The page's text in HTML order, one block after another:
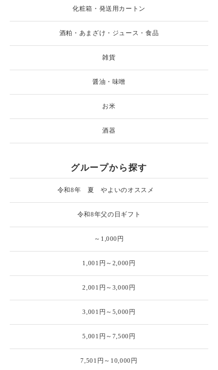
化粧箱・発送用カートン
酒粕・あまざけ・ジュース・食品
雑貨
醤油・味噌
お米
酒器
グループから探す
令和8年 夏 やよいのオススメ
令和8年父の日ギフト
～1,000円
1,001円～2,000円
2,001円～3,000円
3,001円～5,000円
5,001円～7,500円
7,501円～10,000円